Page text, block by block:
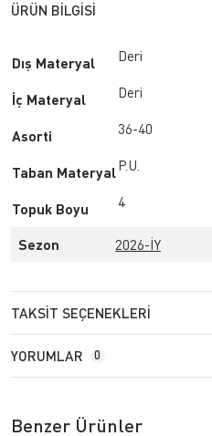
ÜRÜN BILGISI
Dış Materyal Deri
İç Materyal Deri
Asorti 36-40
Taban MateryalP.U.
Topuk Boyu 4
Sezon 2026-İY
TAKSIT SEÇENEKLERI
YORUMLAR 0
Benzer Ürünler